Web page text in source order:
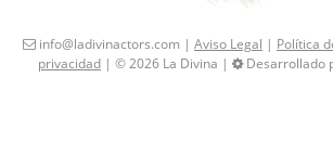
info@ladivinactors.com | Aviso Legal | Política
privacidad | © 2026 La Divina | Desarrollado